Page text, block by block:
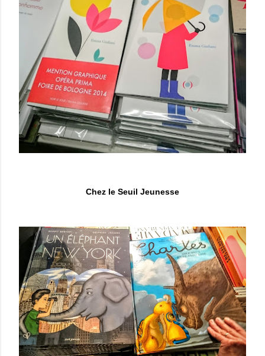
Chez le Seuil Jeunesse